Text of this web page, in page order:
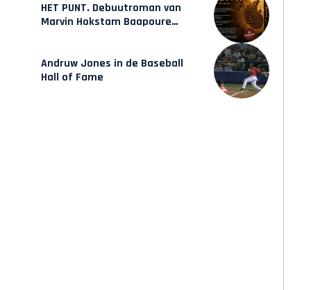
HET PUNT. Debuutroman van
Marvin Hokstam Baapoure
Andruw Jones in de Baseball
Hall of Fame